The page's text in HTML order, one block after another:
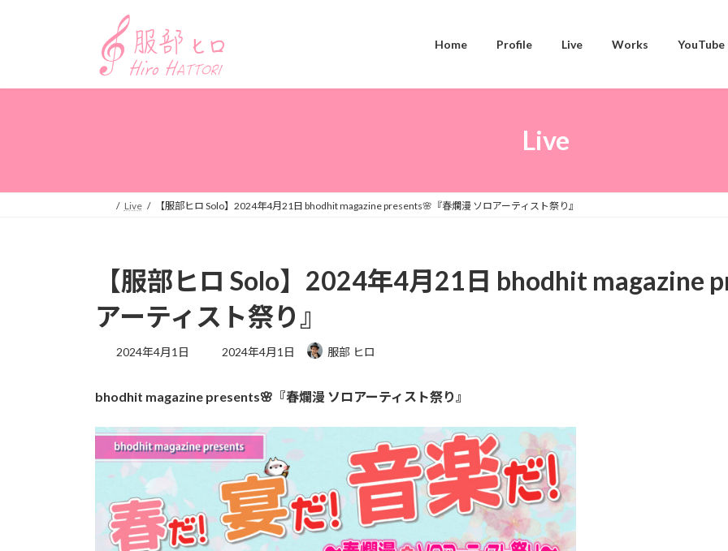
ツ
シ
Home Profile Live Works YouTube
Live
Live 【服部ヒロ Solo】2024年4月21日 bhodhit magazine presents🌸『春爛漫 ソロアーティスト祭り』
【服部ヒロ Solo】2024年4月21日 bhodhit magazine
アーティスト祭り』
2024年4月1日
最
新
時
:
2024年4月1日 服部 ヒロ
bhodhit magazine presents🌸『春爛漫 ソロアーティスト祭り』